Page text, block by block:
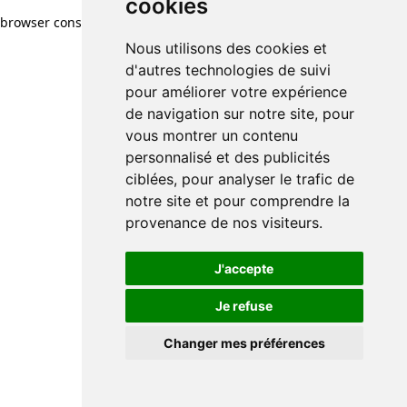
cookies
Nous utilisons des cookies et
d'autres technologies de suivi
pour améliorer votre expérience
de navigation sur notre site, pour
vous montrer un contenu
personnalisé et des publicités
ciblées, pour analyser le trafic de
notre site et pour comprendre la
provenance de nos visiteurs.
J'accepte
Je refuse
Changer mes préférences
browser console for more information)